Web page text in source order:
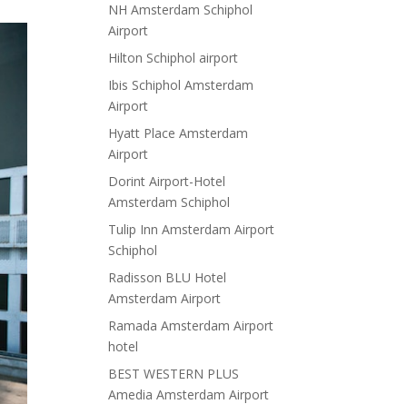
NH Amsterdam Schiphol
Airport
Hilton Schiphol airport
Ibis Schiphol Amsterdam
Airport
Hyatt Place Amsterdam
Airport
Dorint Airport-Hotel
Amsterdam Schiphol
Tulip Inn Amsterdam Airport
Schiphol
Radisson BLU Hotel
Amsterdam Airport
Ramada Amsterdam Airport
hotel
BEST WESTERN PLUS
Amedia Amsterdam Airport